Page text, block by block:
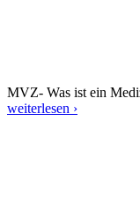
MVZ- Was ist ein
weiterlesen ›